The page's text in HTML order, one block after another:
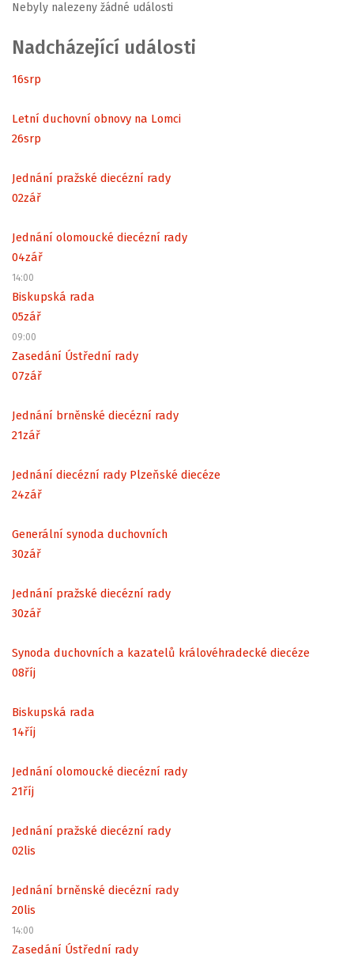
Nebyly nalezeny žádné události
Nadcházející události
16srp
Letní duchovní obnovy na Lomci
26srp
Jednání pražské diecézní rady
02zář
Jednání olomoucké diecézní rady
04zář
14:00
Biskupská rada
05zář
09:00
Zasedání Ústřední rady
07zář
Jednání brněnské diecézní rady
21zář
Jednání diecézní rady Plzeňské diecéze
24zář
Generální synoda duchovních
30zář
Jednání pražské diecézní rady
30zář
Synoda duchovních a kazatelů královéhradecké diecéze
08říj
Biskupská rada
14říj
Jednání olomoucké diecézní rady
21říj
Jednání pražské diecézní rady
02lis
Jednání brněnské diecézní rady
20lis
14:00
Zasedání Ústřední rady